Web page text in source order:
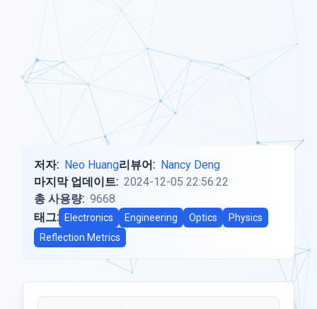
저자: Neo Huang리뷰어: Nancy Deng
마지막 업데이트: 2024-12-05 22:56:22
총 사용량: 9668
태그:
Electronics Engineering Optics
Physics
Reflection Metrics